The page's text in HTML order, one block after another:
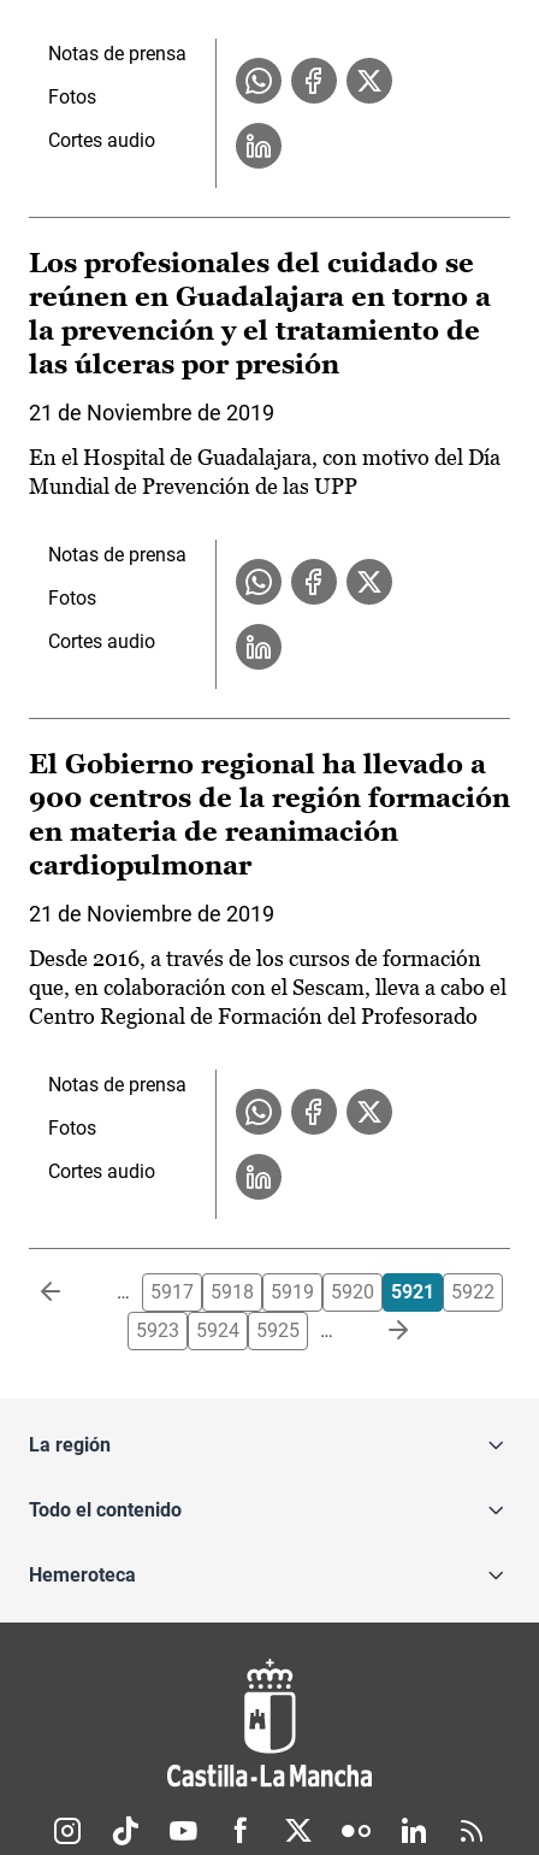
Notas de prensa
Fotos
Cortes audio
Los profesionales del cuidado se
reúnen en Guadalajara en torno a
la prevención y el tratamiento de
las úlceras por presión
21 de Noviembre de 2019
En el Hospital de Guadalajara, con motivo del Día
Mundial de Prevención de las UPP
Notas de prensa
Fotos
Cortes audio
El Gobierno regional ha llevado a
900 centros de la región formación
en materia de reanimación
cardiopulmonar
21 de Noviembre de 2019
Desde 2016, a través de los cursos de formación
que, en colaboración con el Sescam, lleva a cabo el
Centro Regional de Formación del Profesorado
Notas de prensa
Fotos
Cortes audio
Paginación … 5917 5918 5919 5920 5921
5922
5923
5924 5925 …
La región
Todo el contenido
Hemeroteca
Redes sociales JCCM